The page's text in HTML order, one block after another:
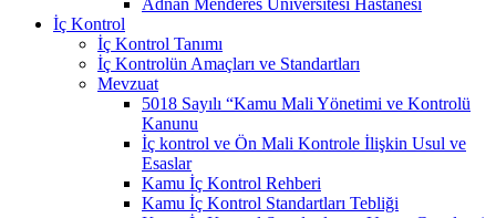
İç Kontrol
İç Kontrol Tanımı
İç Kontrolün Amaçları ve Standartları
Mevzuat
5018 Sayılı “Kamu Mali Yönetimi ve Kontrolü
Kanunu
İç kontrol ve Ön Mali Kontrole İlişkin Usul ve
Esaslar
Kamu İç Kontrol Rehberi
Kamu İç Kontrol Standartları Tebliği